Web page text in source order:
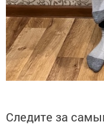
Следите за